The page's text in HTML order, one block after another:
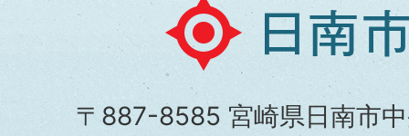
日
南
市
〒887-8585 宮崎県日南市